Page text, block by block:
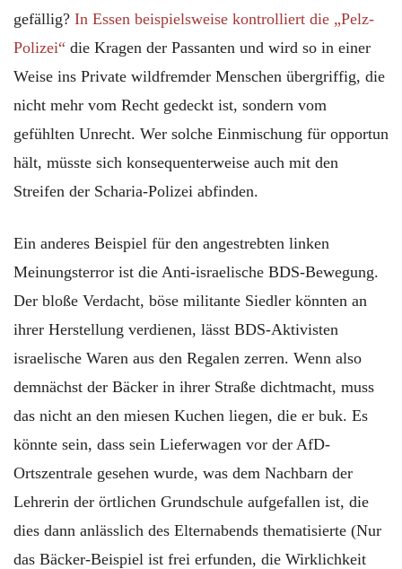
gefällig? In Essen beispielsweise kontrolliert die „Pelz-
Polizei“ die Kragen der Passanten und wird so in einer
Weise ins Private wildfremder Menschen übergriffig, die
nicht mehr vom Recht gedeckt ist, sondern vom
gefühlten Unrecht. Wer solche Einmischung für opportun
hält, müsste sich konsequenterweise auch mit den
Streifen der Scharia-Polizei abfinden.
Ein anderes Beispiel für den angestrebten linken
Meinungsterror ist die Anti-israelische BDS-Bewegung.
Der bloße Verdacht, böse militante Siedler könnten an
ihrer Herstellung verdienen, lässt BDS-Aktivisten
israelische Waren aus den Regalen zerren. Wenn also
demnächst der Bäcker in ihrer Straße dichtmacht, muss
das nicht an den miesen Kuchen liegen, die er buk. Es
könnte sein, dass sein Lieferwagen vor der AfD-
Ortszentrale gesehen wurde, was dem Nachbarn der
Lehrerin der örtlichen Grundschule aufgefallen ist, die
dies dann anlässlich des Elternabends thematisierte (Nur
das Bäcker-Beispiel ist frei erfunden, die Wirklichkeit